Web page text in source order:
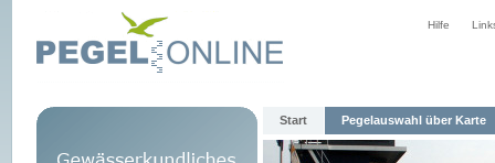
Hilfe
Start Pegelauswahl über Karte